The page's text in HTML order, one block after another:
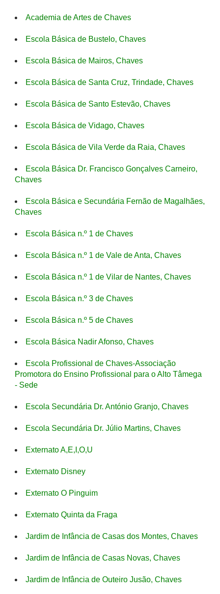
Academia de Artes de Chaves
Escola Básica de Bustelo, Chaves
Escola Básica de Mairos, Chaves
Escola Básica de Santa Cruz, Trindade, Chaves
Escola Básica de Santo Estevão, Chaves
Escola Básica de Vidago, Chaves
Escola Básica de Vila Verde da Raia, Chaves
Escola Básica Dr. Francisco Gonçalves Carneiro,
Chaves
Escola Básica e Secundária Fernão de Magalhães,
Chaves
Escola Básica n.º 1 de Chaves
Escola Básica n.º 1 de Vale de Anta, Chaves
Escola Básica n.º 1 de Vilar de Nantes, Chaves
Escola Básica n.º 3 de Chaves
Escola Básica n.º 5 de Chaves
Escola Básica Nadir Afonso, Chaves
Escola Profissional de Chaves-Associação
Promotora do Ensino Profissional para o Alto Tâmega
- Sede
Escola Secundária Dr. António Granjo, Chaves
Escola Secundária Dr. Júlio Martins, Chaves
Externato A,E,I,O,U
Externato Disney
Externato O Pinguim
Externato Quinta da Fraga
Jardim de Infância de Casas dos Montes, Chaves
Jardim de Infância de Casas Novas, Chaves
Jardim de Infância de Outeiro Jusão, Chaves